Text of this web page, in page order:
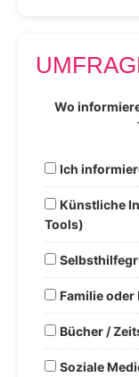
Wo
Ich
Künstliche
Tools)
Familie oder
Bücher /
Soziale